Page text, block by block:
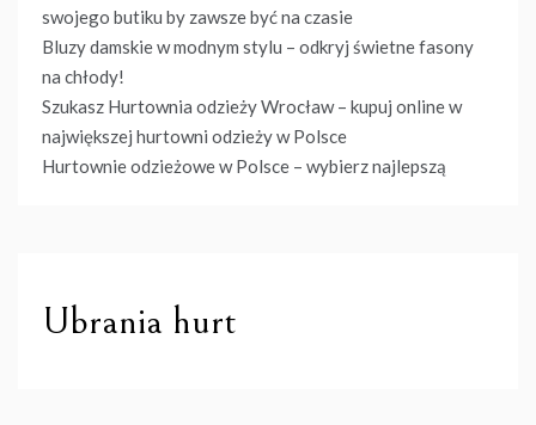
swojego butiku by zawsze być na czasie
Bluzy damskie w modnym stylu – odkryj świetne fasony
na chłody!
Szukasz Hurtownia odzieży Wrocław – kupuj online w
największej hurtowni odzieży w Polsce
Hurtownie odzieżowe w Polsce – wybierz najlepszą
Ubrania hurt